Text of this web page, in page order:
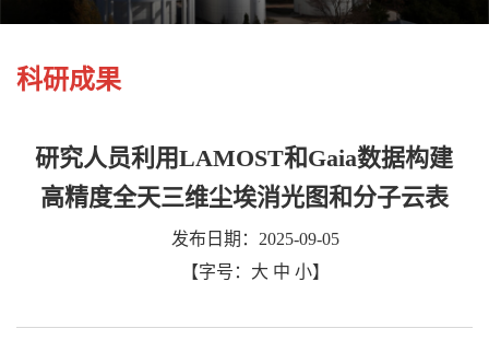
科研成果
研究人员利用LAMOST和Gaia数据构建
高精度全天三维尘埃消光图和分子云表
发布日期：2025-09-05
【字号： 大 中 小】